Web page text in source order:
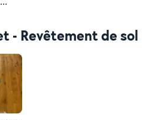
- Revêtement de sol